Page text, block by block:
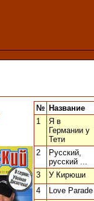
№ Название
1
Я в
Германии у
Тети
2
Русский,
русский ...
3
У Кирюши
4
Love Parade